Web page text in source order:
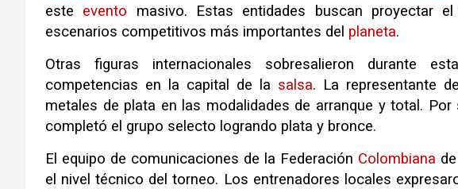
este evento masivo. Estas entidades buscan proyectar el
escenarios competitivos más importantes del planeta.
Otras figuras internacionales sobresalieron durante
competencias en la capital de la salsa. La representante
metales de plata en las modalidades de arranque y total.
completó el grupo selecto logrando plata y bronce.
El equipo de comunicaciones de la Federación Colombiana
el nivel técnico del torneo. Los entrenadores locales